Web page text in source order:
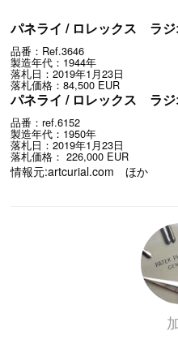
パネライ / ロレックス ラジ
品番：Ref.3646
製造年代：1944年
落札日：2019年1月23日
落札価格：84,500 EUR
パネライ / ロレックス ラ
品番：ref.6152
製造年代：1950年
落札日：2019年1月23日
落札価格： 226,000 EUR
情報元:artcurial.com ほか